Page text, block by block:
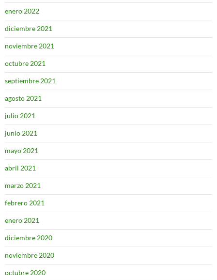
enero 2022
diciembre 2021
noviembre 2021
octubre 2021
septiembre 2021
agosto 2021
julio 2021
junio 2021
mayo 2021
abril 2021
marzo 2021
febrero 2021
enero 2021
diciembre 2020
noviembre 2020
octubre 2020